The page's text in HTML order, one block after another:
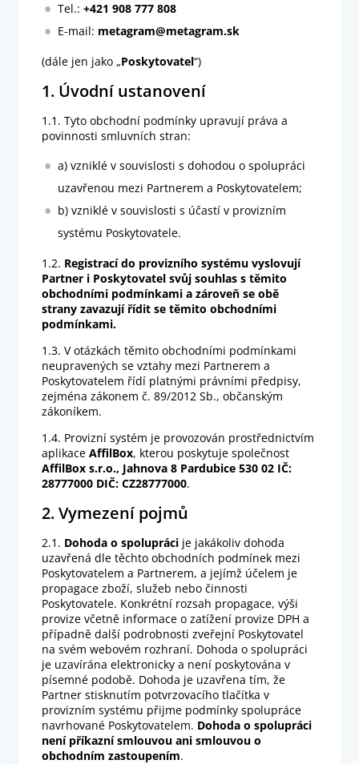
Tel.:+421908 777 808
E-mail: metagram@metagram.sk
(dále jen jako „Poskytovatel“)
1. Úvodní ustanovení
1.1. Tyto obchodní podmínky upravují práva a
povinnosti smluvních stran:
a) vzniklé v souvislosti s dohodou o spolupráci
uzavřenou mezi Partnerem a Poskytovatelem;
b) vzniklé v souvislosti s účastí v provizním
systému Poskytovatele.
1.2. Registrací do provizního systému vyslovují
Partner i Poskytovatel svůj souhlas s těmito
obchodními podmínkami a zároveň se obě
strany zavazují řídit se těmito obchodními
podmínkami.
1.3. V otázkách těmito obchodními podmínkami
neupravených se vztahy mezi Partnerem a
Poskytovatelem řídí platnými právními předpisy,
zejména zákonem č. 89/2012 Sb., občanským
zákoníkem.
1.4. Provizní systém je provozován prostřednictvím
aplikaceAffilBox, kterou poskytuje společnost
AffilBox s.r.o., Jahnova 8 Pardubice 530 02 IČ:
28777000 DIČ: CZ28777000.
2. Vymezení pojmů
2.1. Dohoda o spolupráci je jakákoliv dohoda
uzavřená dle těchto obchodních podmínek mezi
Poskytovatelem a Partnerem, a jejímž účelem je
propagace zboží, služeb nebo činnosti
Poskytovatele. Konkrétní rozsah propagace, výši
provize včetně informace o zatížení provize DPH a
případně další podrobnosti zveřejní Poskytovatel
na svém webovém rozhraní. Dohoda o spolupráci
je uzavírána elektronicky a není poskytována v
písemné podobě. Dohoda je uzavřena tím, že
Partner stisknutím potvrzovacího tlačítka v
provizním systému přijme podmínky spolupráce
navrhované Poskytovatelem. Dohoda o spolupráci
není příkazní smlouvou ani smlouvou o
obchodním zastoupením.